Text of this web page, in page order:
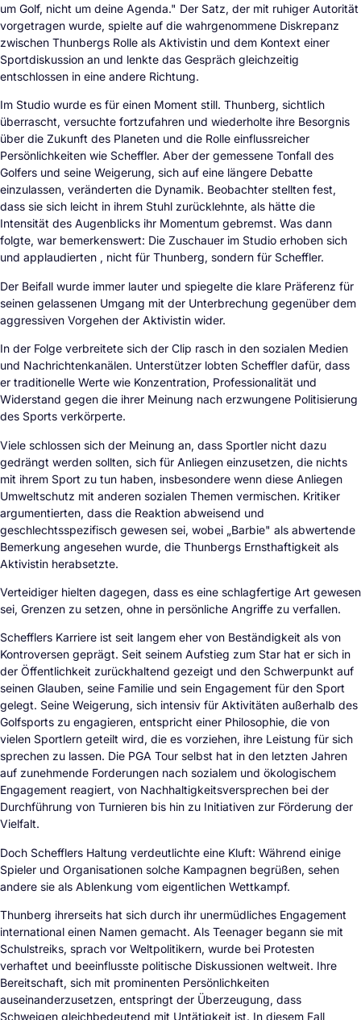
um Golf, nicht um deine Agenda." Der Satz, der mit ruhiger Autorität
vorgetragen wurde, spielte auf die wahrgenommene Diskrepanz
zwischen Thunbergs Rolle als Aktivistin und dem Kontext einer
Sportdiskussion an und lenkte das Gespräch gleichzeitig
entschlossen in eine andere Richtung.
Im Studio wurde es für einen Moment still. Thunberg, sichtlich
überrascht, versuchte fortzufahren und wiederholte ihre Besorgnis
über die Zukunft des Planeten und die Rolle einflussreicher
Persönlichkeiten wie Scheffler. Aber der gemessene Tonfall des
Golfers und seine Weigerung, sich auf eine längere Debatte
einzulassen, veränderten die Dynamik. Beobachter stellten fest,
dass sie sich leicht in ihrem Stuhl zurücklehnte, als hätte die
Intensität des Augenblicks ihr Momentum gebremst. Was dann
folgte, war bemerkenswert: Die Zuschauer im Studio erhoben sich
und applaudierten , nicht für Thunberg, sondern für Scheffler.
Der Beifall wurde immer lauter und spiegelte die klare Präferenz für
seinen gelassenen Umgang mit der Unterbrechung gegenüber dem
aggressiven Vorgehen der Aktivistin wider.
In der Folge verbreitete sich der Clip rasch in den sozialen Medien
und Nachrichtenkanälen. Unterstützer lobten Scheffler dafür, dass
er traditionelle Werte wie Konzentration, Professionalität und
Widerstand gegen die ihrer Meinung nach erzwungene Politisierung
des Sports verkörperte.
Viele schlossen sich der Meinung an, dass Sportler nicht dazu
gedrängt werden sollten, sich für Anliegen einzusetzen, die nichts
mit ihrem Sport zu tun haben, insbesondere wenn diese Anliegen
Umweltschutz mit anderen sozialen Themen vermischen. Kritiker
argumentierten, dass die Reaktion abweisend und
geschlechtsspezifisch gewesen sei, wobei „Barbie" als abwertende
Bemerkung angesehen wurde, die Thunbergs Ernsthaftigkeit als
Aktivistin herabsetzte.
Verteidiger hielten dagegen, dass es eine schlagfertige Art gewesen
sei, Grenzen zu setzen, ohne in persönliche Angriffe zu verfallen.
Schefflers Karriere ist seit langem eher von Beständigkeit als von
Kontroversen geprägt. Seit seinem Aufstieg zum Star hat er sich in
der Öffentlichkeit zurückhaltend gezeigt und den Schwerpunkt auf
seinen Glauben, seine Familie und sein Engagement für den Sport
gelegt. Seine Weigerung, sich intensiv für Aktivitäten außerhalb des
Golfsports zu engagieren, entspricht einer Philosophie, die von
vielen Sportlern geteilt wird, die es vorziehen, ihre Leistung für sich
sprechen zu lassen. Die PGA Tour selbst hat in den letzten Jahren
auf zunehmende Forderungen nach sozialem und ökologischem
Engagement reagiert, von Nachhaltigkeitsversprechen bei der
Durchführung von Turnieren bis hin zu Initiativen zur Förderung der
Vielfalt.
Doch Schefflers Haltung verdeutlichte eine Kluft: Während einige
Spieler und Organisationen solche Kampagnen begrüßen, sehen
andere sie als Ablenkung vom eigentlichen Wettkampf.
Thunberg ihrerseits hat sich durch ihr unermüdliches Engagement
international einen Namen gemacht. Als Teenager begann sie mit
Schulstreiks, sprach vor Weltpolitikern, wurde bei Protesten
verhaftet und beeinflusste politische Diskussionen weltweit. Ihre
Bereitschaft, sich mit prominenten Persönlichkeiten
auseinanderzusetzen, entspringt der Überzeugung, dass
Schweigen gleichbedeutend mit Untätigkeit ist. In diesem Fall